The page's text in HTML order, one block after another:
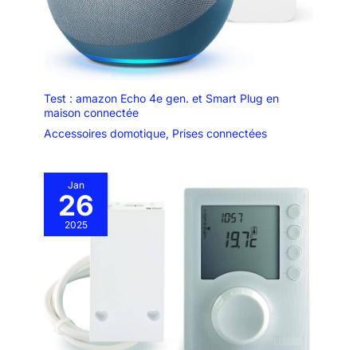
Test : amazon Echo 4e gen. et Smart Plug en
maison connectée
Accessoires domotique, Prises connectées
Jan
26
2025